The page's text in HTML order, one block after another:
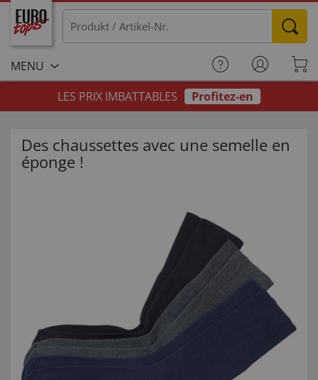
MENU
LES PRIX IMBATTABLES
Profitez-en
Des chaussettes avec une semelle en
éponge !